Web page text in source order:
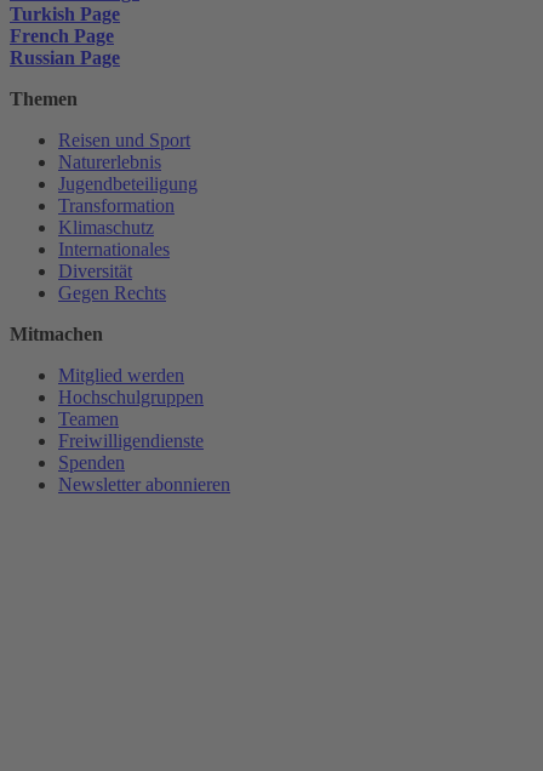
Turkish Page
French Page
Russian Page
Themen
Reisen und Sport
Naturerlebnis
Jugendbeteiligung
Transformation
Klimaschutz
Internationales
Diversität
Gegen Rechts
Mitmachen
Mitglied werden
Hochschulgruppen
Teamen
Freiwilligendienste
Spenden
Newsletter abonnieren